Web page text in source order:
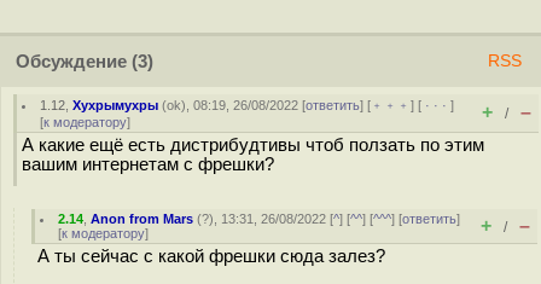
Обсуждение (3) RSS
1.12 ,Хухрымухры (ok), 08:19, 26/08/2022 [ответить] [ ﹢﹢﹢] [ · · ·]
[к модератору] + / –
А какие ещё есть дистрибудтивы чтоб ползать по этим
вашим интернетам с фрешки?
2.14 ,Anon from Mars (?), 13:31, 26/08/2022 [^] [^^] [^^^] [ответить]
[к модератору] + / –
А ты сейчас с какой фрешки сюда залез?